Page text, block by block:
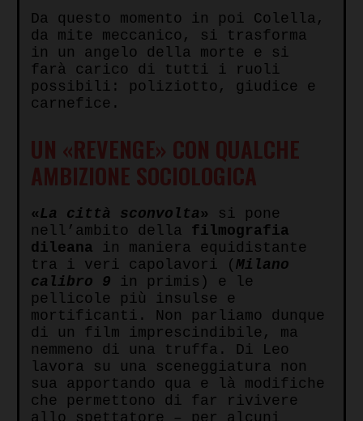
Da questo momento in poi Colella,
da mite meccanico, si trasforma
in un angelo della morte e si
farà carico di tutti i ruoli
possibili: poliziotto, giudice e
carnefice.
UN «REVENGE» CON QUALCHE
AMBIZIONE SOCIOLOGICA
«La città sconvolta » si pone
nell’ambito della filmografia
dileana in maniera equidistante
tra i veri capolavori ( Milano
calibro 9 in primis) e le
pellicole più insulse e
mortificanti. Non parliamo dunque
di un film imprescindibile, ma
nemmeno di una truffa. Di Leo
lavora su una sceneggiatura non
sua apportando qua e là modifiche
che permettono di far rivivere